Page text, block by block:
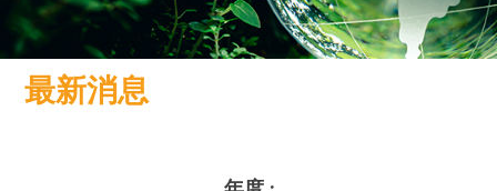
永續工程
人才發展
最新消息